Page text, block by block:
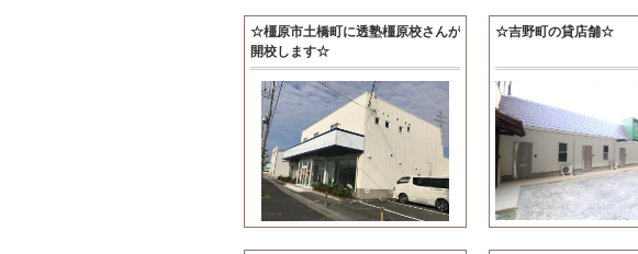
☆橿原市土橋町に透塾橿原校さんが
開校します☆
☆吉野町の貸店舗☆